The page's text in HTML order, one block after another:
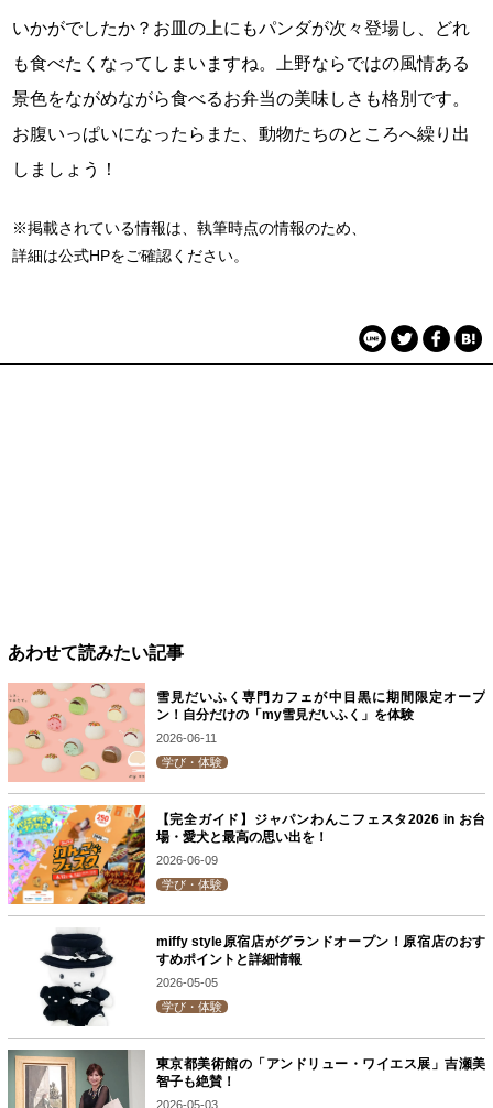
いかがでしたか？お皿の上にもパンダが次々登場し、どれ
も食べたくなってしまいますね。上野ならではの風情ある
景色をながめながら食べるお弁当の美味しさも格別です。
お腹いっぱいになったらまた、動物たちのところへ繰り出
しましょう！
※掲載されている情報は、執筆時点の情報のため、
詳細は公式HPをご確認ください。
あわせて読みたい記事
雪見だいふく専門カフェが中目黒に期間限定オープ
ン！自分だけの「my雪見だいふく」を体験
2026-06-11
学び・体験
【完全ガイド】ジャパンわんこフェスタ2026 in お台
場・愛犬と最高の思い出を！
2026-06-09
学び・体験
miffy style原宿店がグランドオープン！原宿店のおす
すめポイントと詳細情報
2026-05-05
学び・体験
東京都美術館の「アンドリュー・ワイエス展」吉瀬美
智子も絶賛！
2026-05-03